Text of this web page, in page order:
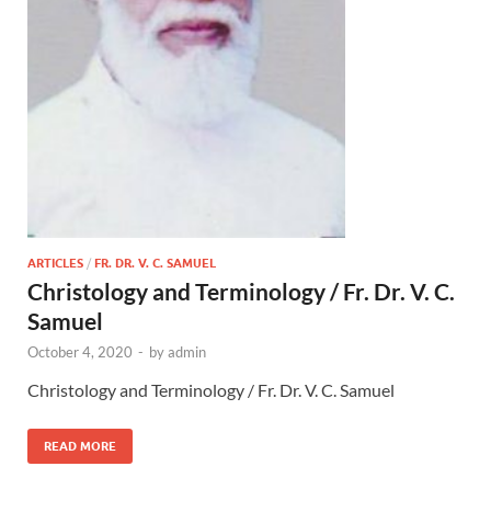
ARTICLES / FR. DR. V. C. SAMUEL
Christology and Terminology / Fr. Dr. V. C.
Samuel
October 4, 2020 - byadmin
Christology and Terminology / Fr. Dr. V. C. Samuel
READ MORE